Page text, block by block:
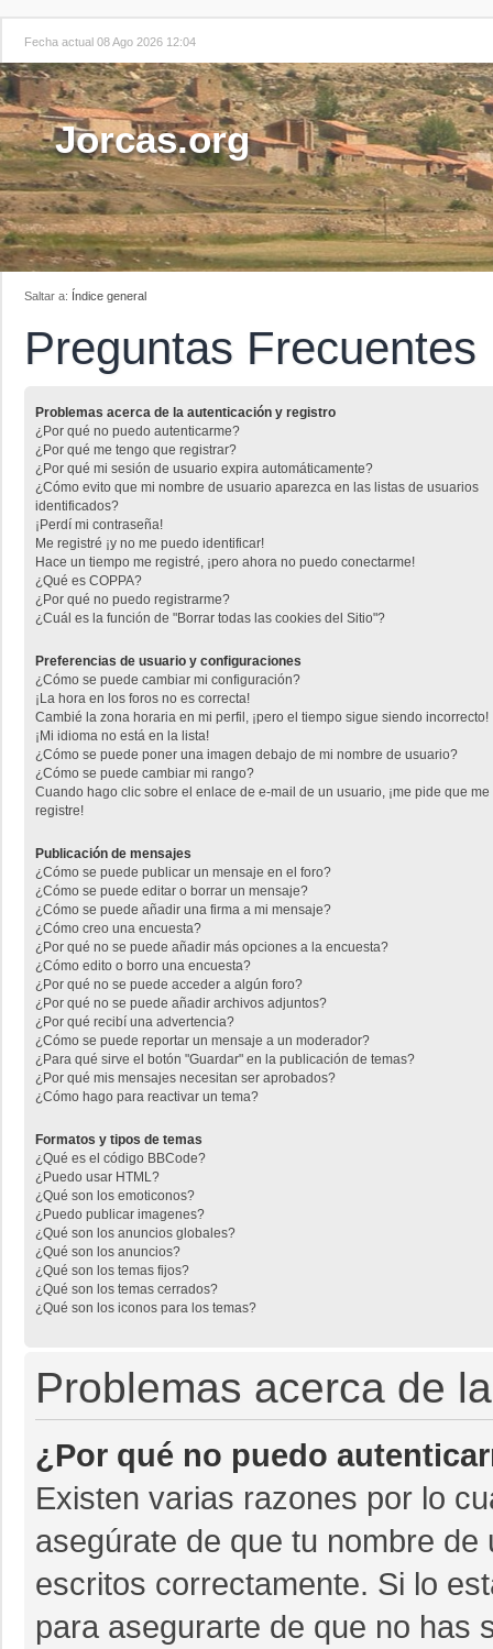
Fecha actual 08 Ago 2026 12:04
Jorcas.org
Saltar a: Índice general
Preguntas Frecuentes
Problemas acerca de la autenticación y registro
¿Por qué no puedo autenticarme?
¿Por qué me tengo que registrar?
¿Por qué mi sesión de usuario expira automáticamente?
¿Cómo evito que mi nombre de usuario aparezca en las listas de usuarios
identificados?
¡Perdí mi contraseña!
Me registré ¡y no me puedo identificar!
Hace un tiempo me registré, ¡pero ahora no puedo conectarme!
¿Qué es COPPA?
¿Por qué no puedo registrarme?
¿Cuál es la función de "Borrar todas las cookies del Sitio"?
Preferencias de usuario y configuraciones
¿Cómo se puede cambiar mi configuración?
¡La hora en los foros no es correcta!
Cambié la zona horaria en mi perfil, ¡pero el tiempo sigue siendo incorrecto!
¡Mi idioma no está en la lista!
¿Cómo se puede poner una imagen debajo de mi nombre de usuario?
¿Cómo se puede cambiar mi rango?
Cuando hago clic sobre el enlace de e-mail de un usuario, ¡me pide que me
registre!
Publicación de mensajes
¿Cómo se puede publicar un mensaje en el foro?
¿Cómo se puede editar o borrar un mensaje?
¿Cómo se puede añadir una firma a mi mensaje?
¿Cómo creo una encuesta?
¿Por qué no se puede añadir más opciones a la encuesta?
¿Cómo edito o borro una encuesta?
¿Por qué no se puede acceder a algún foro?
¿Por qué no se puede añadir archivos adjuntos?
¿Por qué recibí una advertencia?
¿Cómo se puede reportar un mensaje a un moderador?
¿Para qué sirve el botón "Guardar" en la publicación de temas?
¿Por qué mis mensajes necesitan ser aprobados?
¿Cómo hago para reactivar un tema?
Formatos y tipos de temas
¿Qué es el código BBCode?
¿Puedo usar HTML?
¿Qué son los emoticonos?
¿Puedo publicar imagenes?
¿Qué son los anuncios globales?
¿Qué son los anuncios?
¿Qué son los temas fijos?
¿Qué son los temas cerrados?
¿Qué son los iconos para los temas?
Problemas acerca de
¿Por qué no puedo
Existen varias razones por lo
asegúrate de que tu nombre
escritos correctamente. Si lo
para asegurarte de que no has